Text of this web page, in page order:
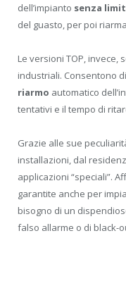
dell’impianto senza
del guasto, per poi
Le versioni TOP,
industriali. Consentono di
riarmo automatico
tentativi e il tempo di
Grazie alle sue
installazioni, dal
applicazioni “speciali”.
garantite anche per
bisogno di un
falso allarme o di black-